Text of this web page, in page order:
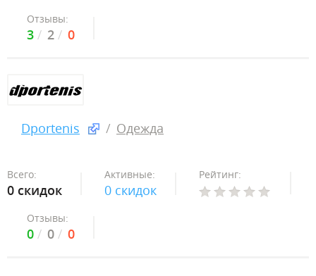
Отзывы:
3 2 0
Dportenis Одежда
Всего:
0 скидок
Активные:
0 скидок
Рейтинг:
Отзывы:
0 0 0